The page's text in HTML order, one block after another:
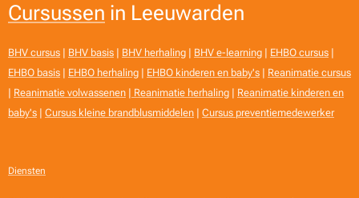
Cursussen in Leeuwarden
BHV cursus | BHV basis | BHV herhaling | BHV e-learning | EHBO cursus |
EHBO basis | EHBO herhaling | EHBO kinderen en baby's | Reanimatie cursus
| Reanimatie volwassenen | Reanimatie herhaling | Reanimatie kinderen en
baby's | Cursus kleine brandblusmiddelen | Cursus preventiemedewerker
Diensten